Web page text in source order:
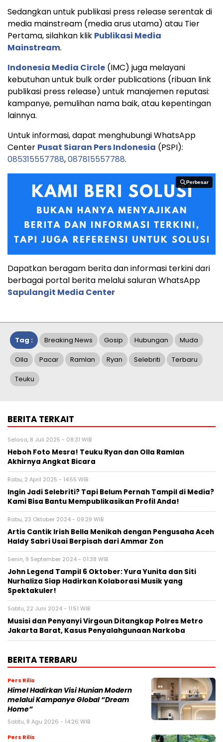
Sedangkan untuk publikasi press release serentak di
media mainstream (media arus utama) atau Tier
Pertama, silahkan klik Publikasi Media
Mainstream.
Indonesia Media Circle (IMC) juga melayani
kebutuhan untuk bulk order publications (ribuan link
publikasi press release) untuk manajemen reputasi:
kampanye, pemulihan nama baik, atau kepentingan
lainnya.
Untuk informasi, dapat menghubungi WhatsApp
Center Pusat Siaran Pers Indonesia (PSPI):
085315557788,087815557788.
Perbesar
Perbesar
Dapatkan beragam berita dan informasi terkini dari
berbagai portal berita melalui saluran WhatsApp
Sapulangit Media Center
Tag : Breaking News Gosip Hubungan Muda
Olla Pacar Ramlan Ryan Selebriti Terbaru
Teuku
BERITA TERKAIT
Selasa, 8 Juli 2025 - 08:31 WIB
Heboh Foto Mesra! Teuku Ryan dan Olla Ramlan
Akhirnya Angkat Bicara
Rabu, 2 April 2025 - 14:55 WIB
Ingin Jadi Selebriti? Tapi Belum Pernah Tampil di Media?
Kami Bisa Bantu Mempublikasikan Profil Anda!
Rabu, 23 Oktober 2024 - 09:29 WIB
Artis Cantik Irish Bella Menikah dengan Pengusaha Aceh
Haldy Sabri Usai Berpisah dari Ammar Zon
Senin, 9 September 2024 - 01:38 WIB
John Legend Tampil 6 Oktober: Yura Yunita dan Siti
Nurhaliza Siap Hadirkan Kolaborasi Musik yang
Spektakuler!
Sabtu, 22 Juni 2024 - 11:51 WIB
Musisi dan Penyanyi Virgoun Ditangkap Polres Metro
Jakarta Barat, Kasus Penyalahgunaan Narkoba
BERITA TERBARU
Pers Rilis
Himel Hadirkan Visi Hunian Modern
melalui Kampanye Global “Dream
Home”
Sabtu, 8 Agu 2026 - 14:26 WIB
Pers Rilis